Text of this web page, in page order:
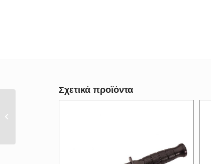
Σχετικά προϊόντα